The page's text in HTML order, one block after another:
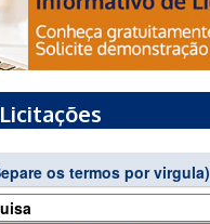
os termos por virgula)